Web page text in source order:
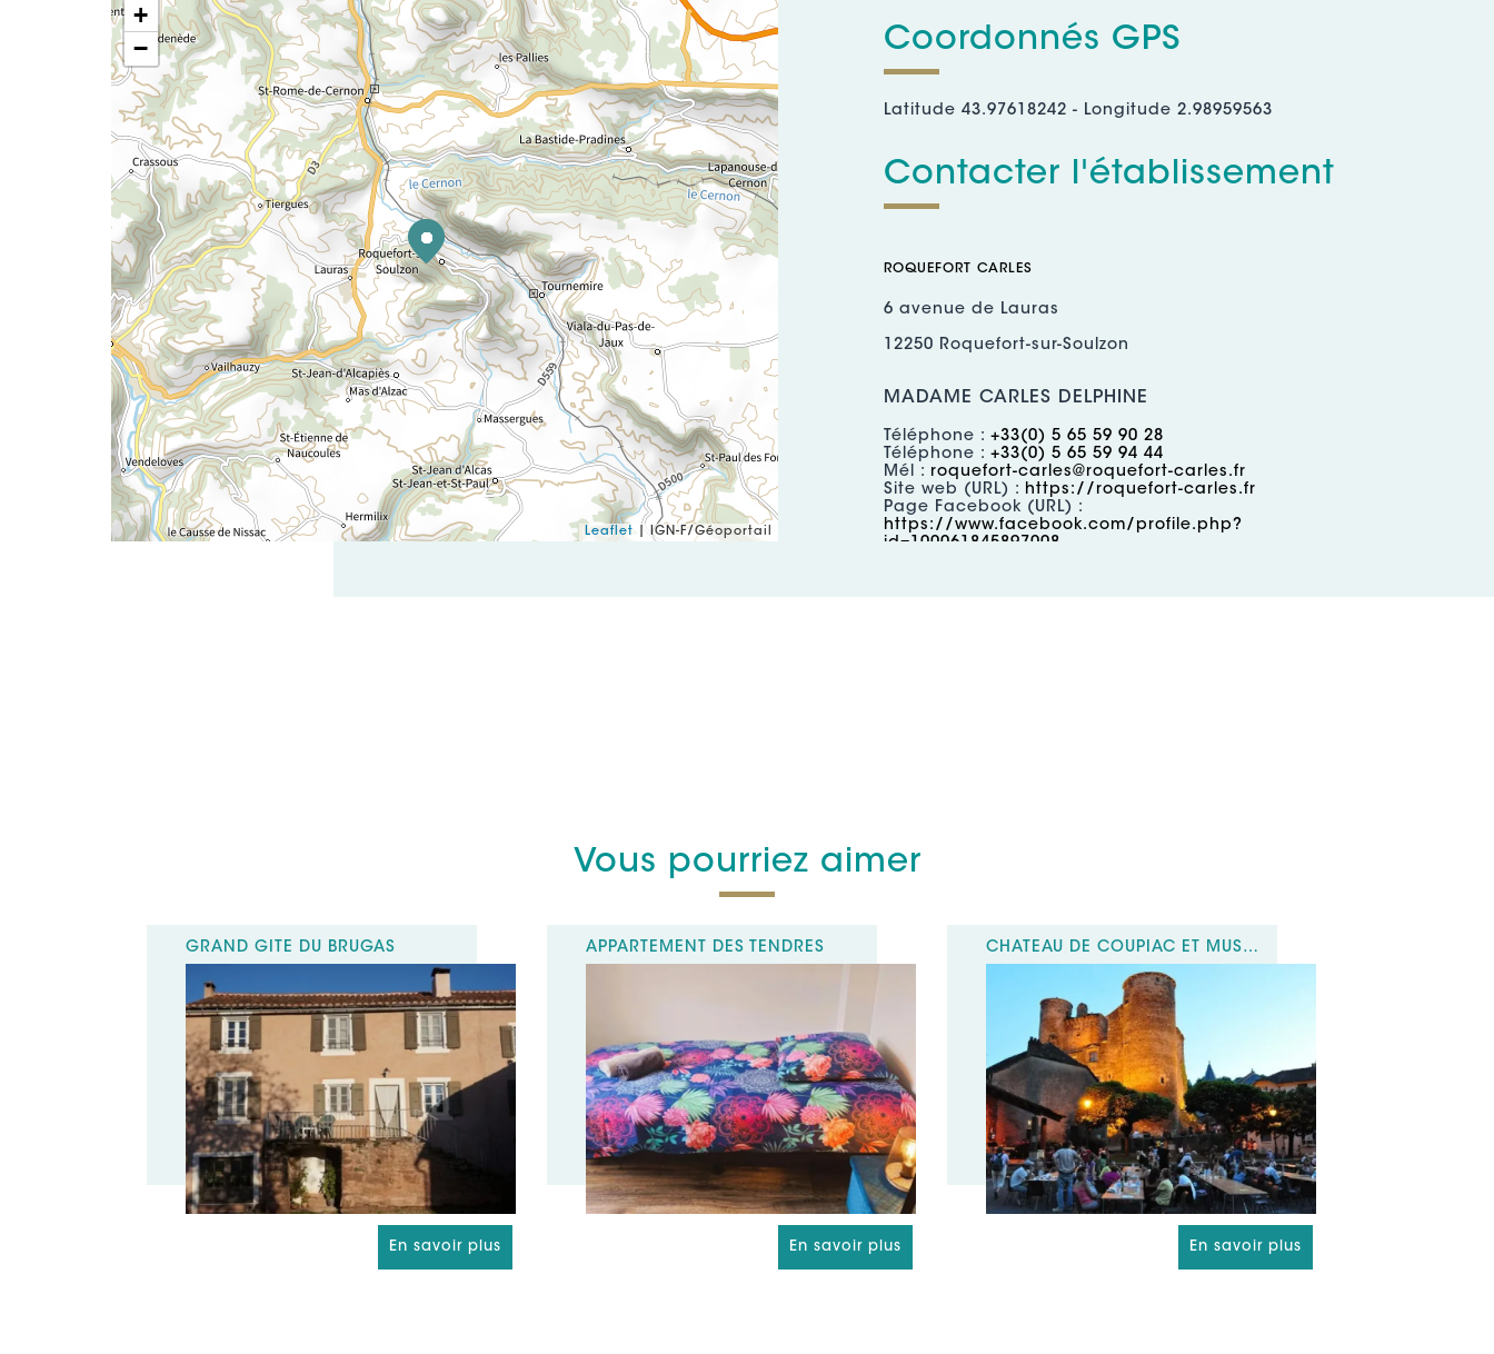
Coordonnés GPS
Latitude 43.97618242 - Longitude 2.98959563
Contacter l'établissement
ROQUEFORT CARLES
6 avenue de Lauras
12250 Roquefort-sur-Soulzon
MADAME CARLES DELPHINE
Téléphone : +33(0) 5 65 59 90 28
Téléphone : +33(0) 5 65 59 94 44
Mél : roquefort-carles@roquefort-carles.fr
Site web (URL) : https://roquefort-carles.fr
Page Facebook (URL) :
https://www.facebook.com/profile.php?
id=100061845897008
+
−
Leaflet | IGN-F/Géoportail
Vous pourriez aimer
GRAND GÎTE DU BRUGAS
En savoir plus
APPARTEMENT DES TENDRES
En savoir plus
CHÂTEAU DE COUPIAC ET MUSÉE RURAL DU BOIS
En savoir plus